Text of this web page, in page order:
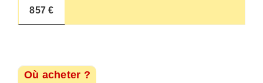
857 €
Où acheter ?